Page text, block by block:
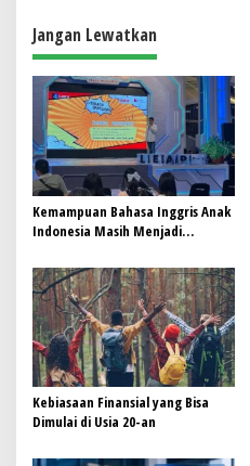
a
s
i
p
o
s
Jangan Lewatkan
Kemampuan Bahasa Inggris Anak
Indonesia Masih Menjadi
Pembelajaran Dinilai Perlu
Berubah
Kebiasaan Finansial yang Bisa
Dimulai di Usia 20-an